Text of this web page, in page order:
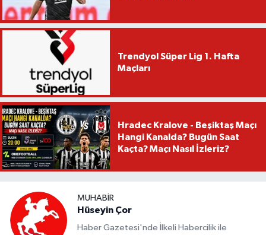
Trendyol Süper Lig 1. Hafta
Maçları
Hradec Kralove - Beşiktaş Maçı
Hangi Kanalda? Bugün Saat
Kaçta? Maçı Nasıl İzleriz?
MUHABIR
Hüseyin Çor
Haber Gazetesi'nde İlkeli Habercilik ile